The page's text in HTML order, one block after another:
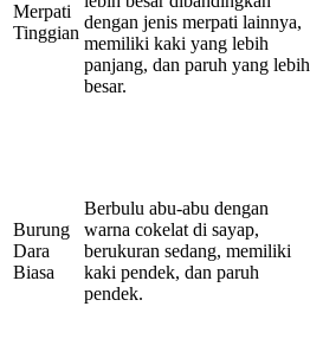
Merpati
Tinggian
dengan jenis merpati lainnya,
memiliki kaki yang lebih
panjang, dan paruh yang lebih
besar.
Burung
Dara
Biasa
Berbulu abu-abu dengan
warna cokelat di sayap,
berukuran sedang, memiliki
kaki pendek, dan paruh
pendek.